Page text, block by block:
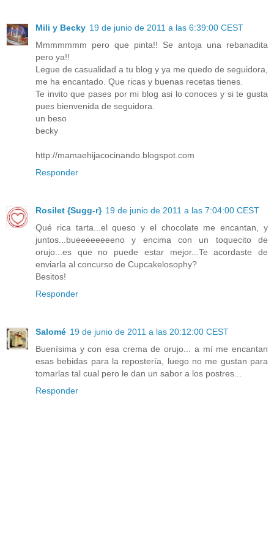
Mili y Becky 19 de junio de 2011 a las 6:39:00 CEST
Mmmmmmm pero que pinta!! Se antoja una rebanadita
pero ya!!
Legue de casualidad a tu blog y ya me quedo de seguidora,
me ha encantado. Que ricas y buenas recetas tienes.
Te invito que pases por mi blog asi lo conoces y si te gusta
pues bienvenida de seguidora.
un beso
becky
http://mamaehijacocinando.blogspot.com
Responder
Rosilet {Sugg-r} 19 de junio de 2011 a las 7:04:00 CEST
Qué rica tarta...el queso y el chocolate me encantan, y
juntos...bueeeeeeeeno y encima con un toquecito de
orujo...es que no puede estar mejor...Te acordaste de
enviarla al concurso de Cupcakelosophy?
Besitos!
Responder
Salomé 19 de junio de 2011 a las 20:12:00 CEST
Buenísima y con esa crema de orujo... a mí me encantan
esas bebidas para la repostería, luego no me gustan para
tomarlas tal cual pero le dan un sabor a los postres...
Responder